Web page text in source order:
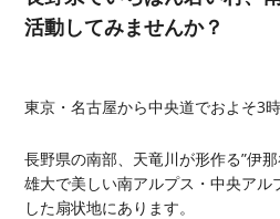
活動してみませんか？
東京・名古屋から中央道でおよそ3時
長野県の南部、天竜川が形作る”伊那
雄大で美しい南アルプス・中央アル
した扇状地にあります。